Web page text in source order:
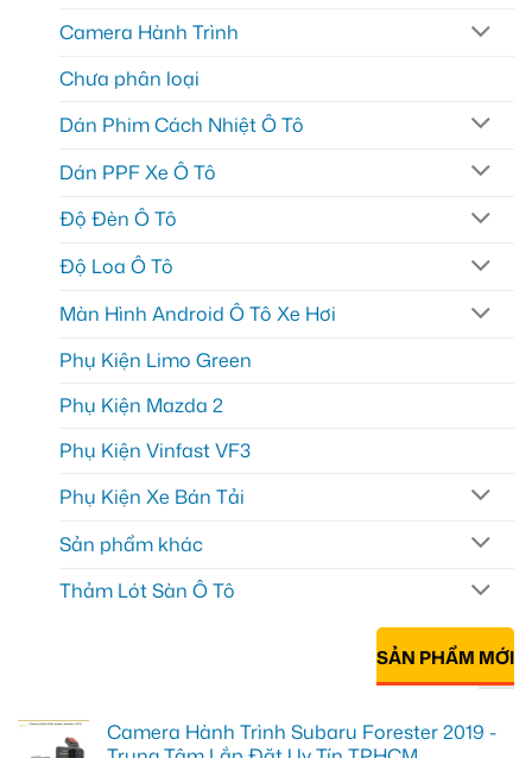
Camera Hành Trình
Chưa phân loại
Dán Phim Cách Nhiệt Ô Tô
Dán PPF Xe Ô Tô
Độ Đèn Ô Tô
Độ Loa Ô Tô
Màn Hình Android Ô Tô Xe Hơi
Phụ Kiện Limo Green
Phụ Kiện Mazda 2
Phụ Kiện Vinfast VF3
Phụ Kiện Xe Bán Tải
Sản phẩm khác
Thảm Lót Sàn Ô Tô
SẢN PHẨM MỚI
Camera Hành Trình Subaru Forester 2019 -